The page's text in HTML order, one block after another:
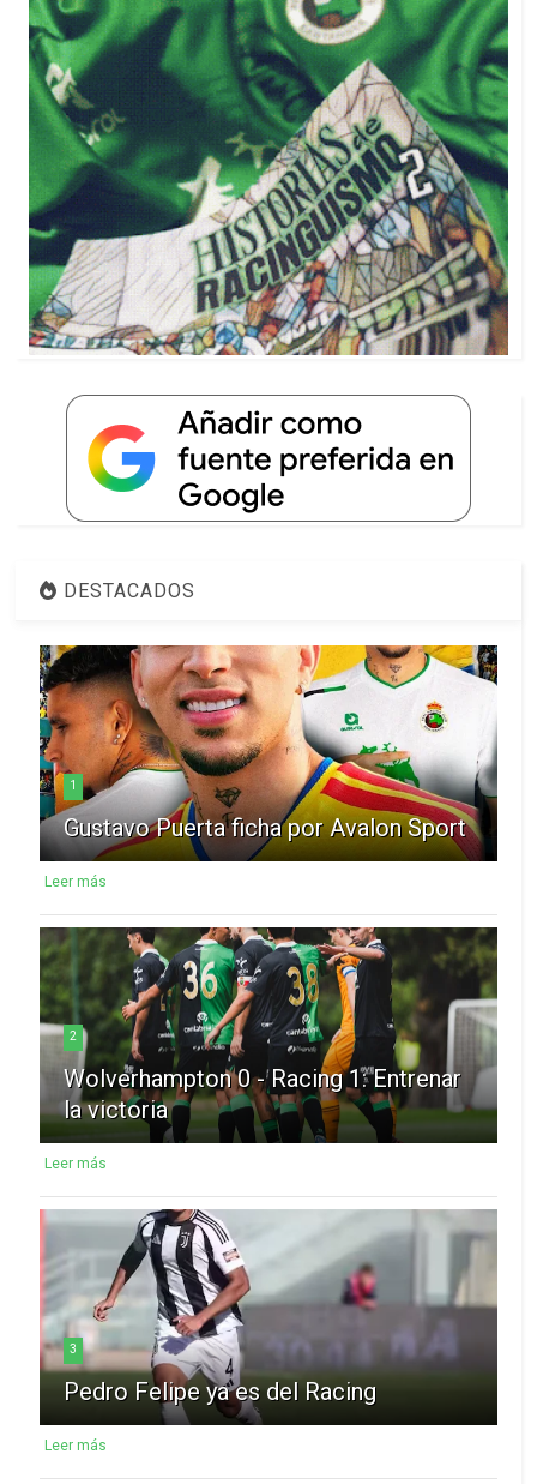
DESTACADOS
1
Gustavo Puerta ficha por Avalon Sport
Leer más
2
Wolverhampton 0 - Racing 1: Entrenar
la victoria
Leer más
3
Pedro Felipe ya es del Racing
Leer más